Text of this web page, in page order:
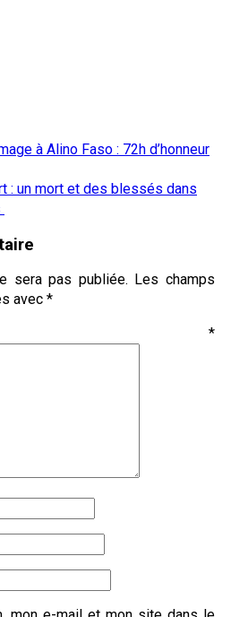
à Alino Faso : 72h d’honneur
: un mort et des blessés dans
sera pas publiée. Les champs
avec *
*